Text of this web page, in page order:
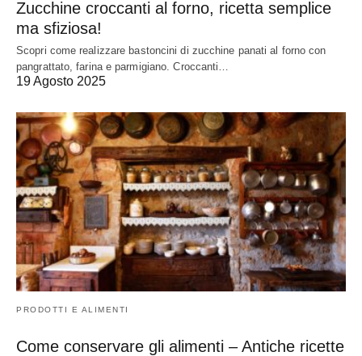
Zucchine croccanti al forno, ricetta semplice
ma sfiziosa!
Scopri come realizzare bastoncini di zucchine panati al forno con
pangrattato, farina e parmigiano. Croccanti…
19 Agosto 2025
PRODOTTI E ALIMENTI
Come conservare gli alimenti – Antiche ricette